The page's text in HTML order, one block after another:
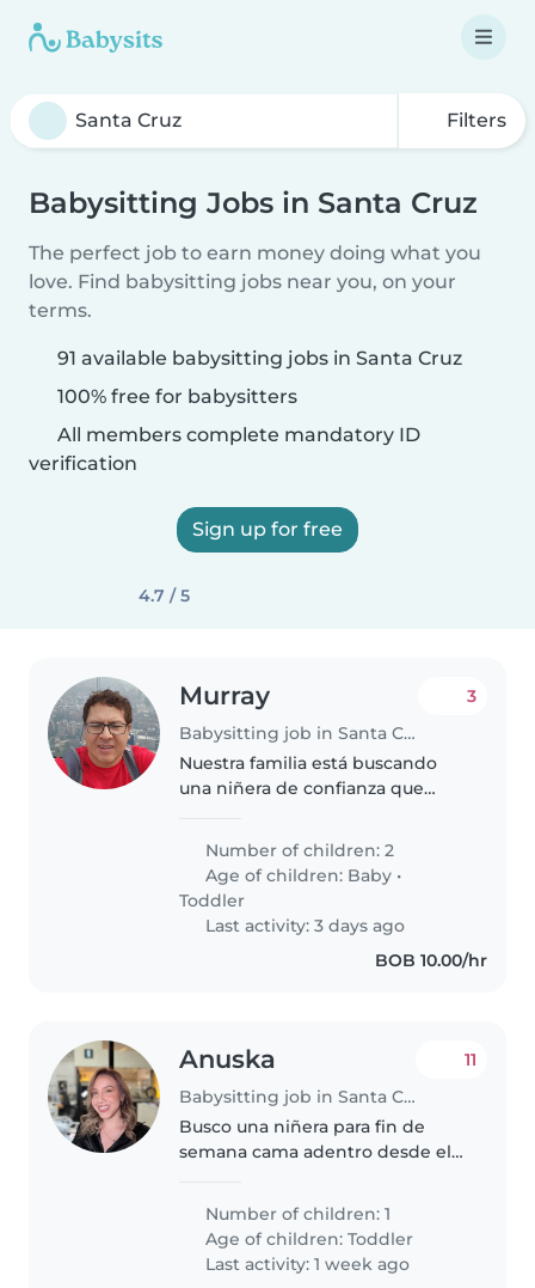
Filters
Babysitting Jobs in Santa Cruz
The perfect job to earn money doing what you
love. Find babysitting jobs near you, on your
terms.
91 available babysitting jobs in Santa Cruz
100% free for babysitters
All members complete mandatory ID
verification
Sign up for free
4.7 / 5
Murray
Babysitting job in Santa Cruz
3
Nuestra familia está buscando
una niñera de confianza que
pequeños, uno de un año y otro
de 3 años. Necesitamos a alguien
que esté cómodo realizando..
Number of children: 2
Age of children: Baby •
Toddler
Last activity: 3 days ago
BOB 10.00/hr
Anuska
Babysitting job in Santa Cruz
11
Busco una niñera para fin de
semana cama adentro desde el
cuidar a mi niña de 2 añitos, que
es muy energética, inteligente..
Number of children: 1
Age of children:Toddler
Last activity: 1 week ago